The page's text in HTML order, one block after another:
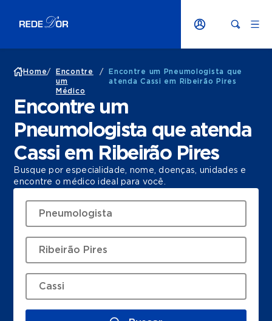
Home/
Encontre
um
Médico
/
Encontre um Pneumologista que
atenda Cassi em Ribeirão Pires
Encontre um
Pneumologista que atenda
Cassi em Ribeirão Pires
Busque por especialidade, nome, doenças, unidades e
encontre o médico ideal para você.